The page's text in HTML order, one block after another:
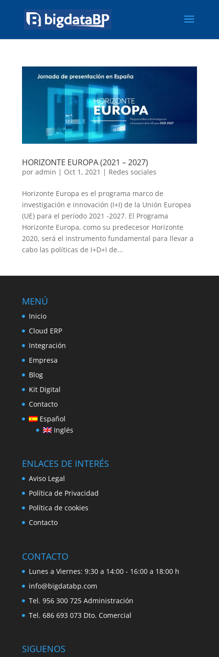
HORIZONTE EUROPA (2021 – 2027)
por admin | Oct 1, 2021 | Redes sociales
Horizonte Europa es el programa marco de
investigación e innovación (I+I) de la Unión Europea
(UE) para el período 2021 -2027. El Programa
Horizonte Europa, como su predecesor Horizonte
2020, será el instrumento fundamental para llevar a
cabo las políticas de I+D+I de...
MENÚ
Inicio
Cloud ERP
Integración
Empresa
Blog
Kit Digital
Contacto
Español
Inglés
ENLACES DE INTERÉS
Aviso Legal
Política de Privacidad
Política de cookies
Contacto
CONTACTO
Lunes a Viernes: 9:30 a 14:00 - 16:00 a 18:00 h
info@bigdatabp.com
Tel. 956 300 725 Administración
Tel. 686 693 073 Dto. Comercial
SIGUENOS